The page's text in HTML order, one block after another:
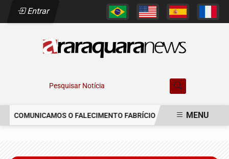
Entrar
Pesquisar Notícia
COMUNICAMOS O FALECIMENTO FABRÍCIO AUGUSTO FERREIRA
MENU